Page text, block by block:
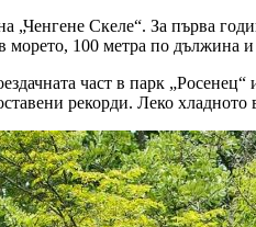
„Ченгене Скеле“. За първа
морето, 100 метра по дължина
част в парк
рекорди. Леко